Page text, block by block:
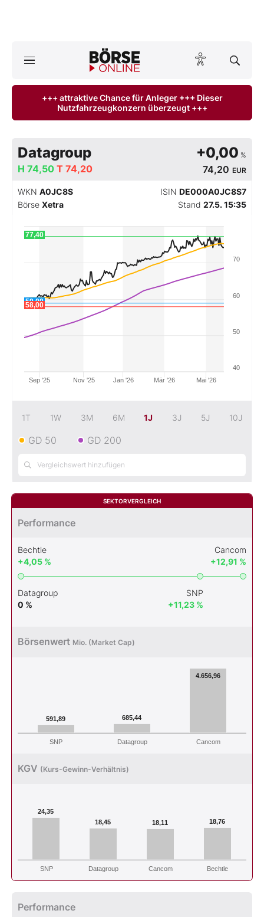
ktuelle Ausgabe BÖRSE ONLINE lesen
Finanz-Check
Abo & Shop
BO-Musterdepots
Mein B:O
Mein Konto
+++ attraktive Chance für Anleger +++ Dieser
Nutzfahrzeugkonzern überzeugt +++
Datagroup +0,00 %
74,20 EUR
H 74,50 T 74,20
WKN A0JC8S ISIN DE000A0JC8S7
Börse Xetra Stand 27.5. 15:35
Sep '25 Nov '25 Jan '26 Mär '26 Mai '26
40
60
50
70
59,00
58,00
77,40
1T 1W 3M 6M 1J 3J 5J 10J
GD 50 GD 200
SEKTORVERGLEICH
Performance
Datagroup
0 %
Bechtle
+4,05 %
SNP
+11,23 %
Cancom
+12,91 %
Börsenwert Mio. (Market Cap)
591,89 685,44
4.656,96
SNP Datagroup Cancom
KGV (Kurs-Gewinn-Verhältnis)
24,35
18,45
18,11 18,76
SNP Datagroup Cancom Bechtle
Performance